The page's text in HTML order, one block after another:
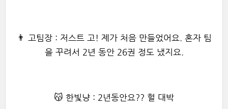
👨 고팀장 : 저스트 고! 제가 처음 만들었어요. 혼자 팀
을 꾸려서 2년 동안 26권 정도 냈지요.
😽 한빛냥 : 2년동안요?? 헐 대박